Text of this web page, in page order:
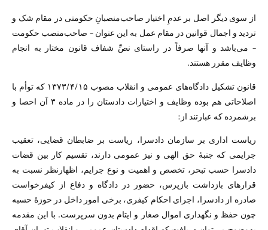
از سوی دیگر اصل بر عدمِ اختیار صاحب‌منصبانِ حکومتی در مقام شک و
تردید و اجمال قوانین در مقام عمل به این عنوان – صاحب‌منصب حکومت
– می‌باشد و آنها صرفاً در راستای نصِّ شفاف قانون مختار به انجام
وظایف مقرر هستند.
قانون تشکیل دادگاه‌های عمومی و انقلاب مصوب ۱۳۷۳/۴/۱۵ که توأم با
اصلاحاتی هم بوده وظایف و اختیارات دادستان را در ماده ۳ آن احصا و
برشمرده که عبارتند از:
ریاست اداری بر سازمان دادسرا، ریاست بر ضابطان قضایی، تعقیب
جرایمی که جنبهٔ حق الهی و نیز عمومی دارند، تقسیم کار بین قضات
دادسرا حسب تبحر، تخصص و اهمیت و نوع جرایم، اظهارنظر نسبت به
قرارهای بازداشت بازپرس، حضور در دادگاه و دفاع از کیفرخواست
صادره از دادسرا، اجرای احکام کیفری، برخی امور داخل در حوزهٔ حسبه
چون حفظ و نگهداری اموال صغار و ایتام بدون سرپرست. با این مقدمه